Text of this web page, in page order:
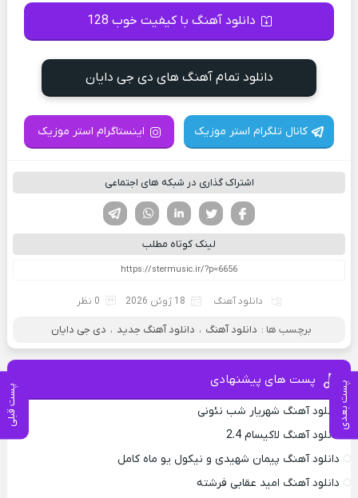
پست بعدی پست قبلی
دانلود آهنگ با کیفیت خوب 128
دانلود تمام آهنگ های دی جی دایان
کانال تلگرام استر موزیک اینستاگرام استر موزیک
اشتراک گذاری در شبکه های اجتماعی
لینکدین تویتر
فیسوک
لینک کوتاه مطلب
دانلود آهنگ 18 ژوئن 2026 0 نظر
برچسب ها : دانلود آهنگ ، دانلود آهنگ جدید ، دی جی دایان
پست های پیشنهادی
دانلود آهنگ شهریار شب نئونی
دانلود آهنگ لاکیسام 2.4
دانلود آهنگ پیمان شهیدی و نیکول یو ماه کامل
دانلود آهنگ امید عقابی فرشته